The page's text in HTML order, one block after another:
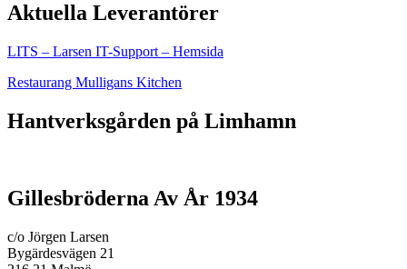
Aktuella Leverantörer
LITS – Larsen IT-Support – Hemsida
Restaurang Mulligans Kitchen
Hantverksgården på Limhamn
Gillesbröderna Av År 1934
c/o Jörgen Larsen
Bygärdesvägen 21